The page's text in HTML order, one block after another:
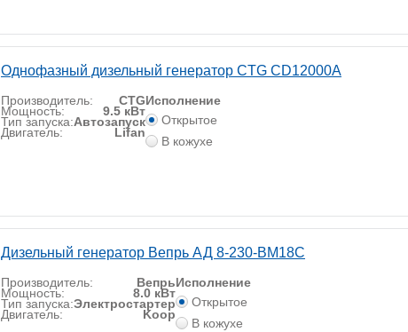
Однофазный дизельный генератор CTG CD12000A
Производитель: CTG
Мощность: 9.5 кВт
Тип запуска:Автозапуск
Двигатель: Lifan
Исполнение
Открытое
В кожухе
Дизельный генератор Вепрь АД 8-230-ВМ18C
Производитель: Вепрь
Мощность: 8.0 кВт
Тип запуска:Электростартер
Двигатель: Koop
Исполнение
Открытое
В кожухе